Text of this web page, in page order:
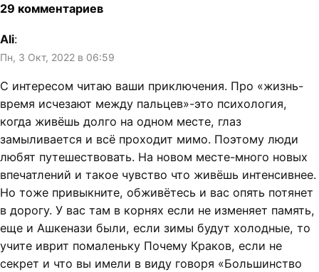
29 комментариев
Ali:
Пн, 3 Окт, 2022 в 06:59
С интересом читаю ваши приключения. Про «жизнь-
время исчезают между пальцев»-это психология,
когда живёшь долго на одном месте, глаз
замыливается и всё проходит мимо. Поэтому люди
любят путешествовать. На новом месте-много новых
впечатлений и такое чувство что живёшь интенсивнее.
Но тоже привыкните, обживётесь и вас опять потянет
в дорогу. У вас там в корнях если не изменяет память,
еще и Ашкенази были, если зимы будут холодные, то
учите иврит помаленьку Почему Краков, если не
секрет и что вы имели в виду говоря «Большинство